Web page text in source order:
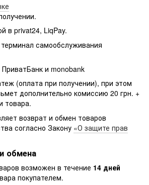
в privat24, LiqPay.
самообслуживания
и monobank
(оплата при получении), при этом
дополнительно комиссию 20 грн. +
товара.
возврат и обмен товаров
согласно Закону «О защите прав
обмена
возможен в течение 14 дней
покупателем.